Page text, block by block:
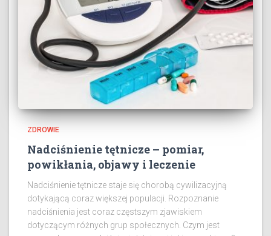
ZDROWIE
Nadciśnienie tętnicze – pomiar,
powikłania, objawy i leczenie
Nadciśnienie tętnicze staje się chorobą cywilizacyjną
dotykającą coraz większej populacji. Rozpoznanie
nadciśnienia jest coraz częstszym zjawiskiem
dotyczącym różnych grup społecznych. Czym jest